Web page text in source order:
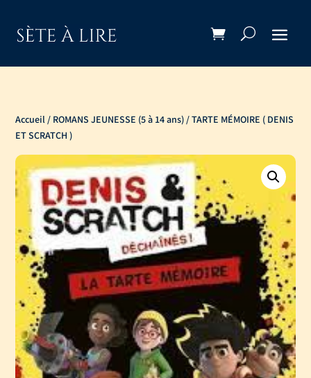
Accueil / ROMANS JEUNESSE (5 à 14 ans) / TARTE MÉMOIRE ( DENIS
ET SCRATCH )